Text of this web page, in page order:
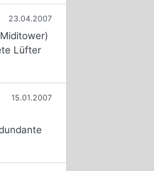
23.04.2007
Lüfter
15.01.2007